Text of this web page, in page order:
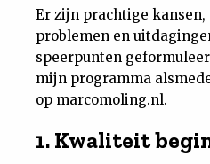
Podcast
Dossiers
Nieuwsbrief
Er zijn prachtige kansen,
problemen en
speerpunten
mijn programma
op marcomoling.nl.
1. Kwaliteit